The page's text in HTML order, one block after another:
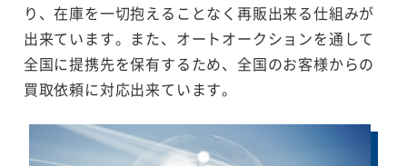
り、在庫を一切抱えることなく再販出来る仕組みが
出来ています。また、オートオークションを通して
全国に提携先を保有するため、全国のお客様からの
買取依頼に対応出来ています。